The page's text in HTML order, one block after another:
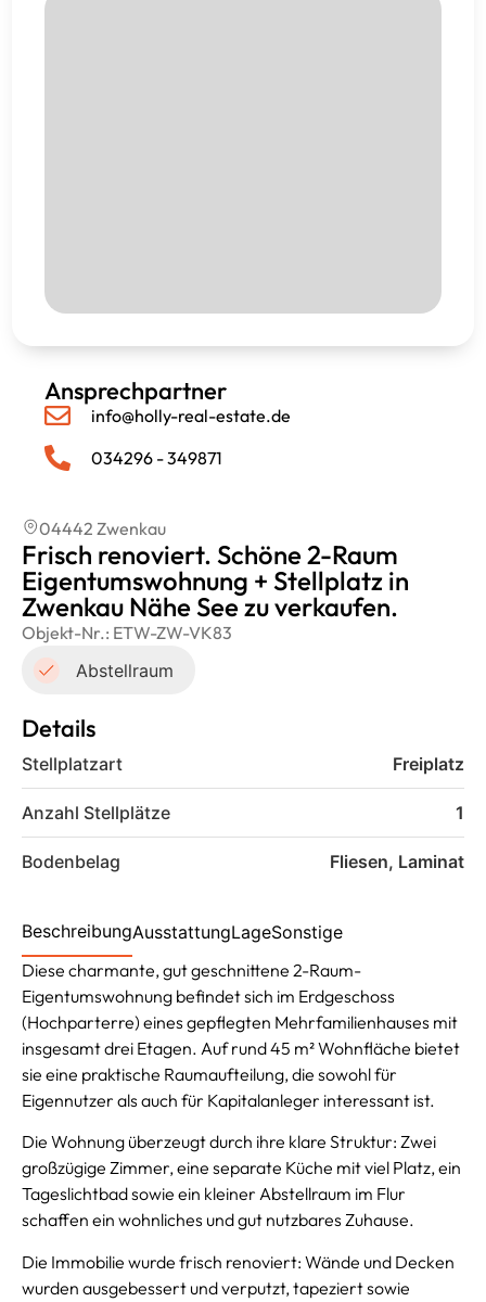
Ansprechpartner
info@holly-real-estate.de
034296 - 349871
04442 Zwenkau
Frisch renoviert. Schöne 2-Raum
Eigentumswohnung + Stellplatz in
Zwenkau Nähe See zu verkaufen.
Objekt-Nr.: ETW-ZW-VK83
Abstellraum
Details
Stellplatzart Freiplatz
Anzahl Stellplätze 1
Bodenbelag Fliesen, Laminat
BeschreibungAusstattungLageSonstige
Diese charmante, gut geschnittene 2-Raum-
Eigentumswohnung befindet sich im Erdgeschoss
(Hochparterre) eines gepflegten Mehrfamilienhauses mit
insgesamt drei Etagen. Auf rund 45 m² Wohnfläche bietet
sie eine praktische Raumaufteilung, die sowohl für
Eigennutzer als auch für Kapitalanleger interessant ist.
Die Wohnung überzeugt durch ihre klare Struktur: Zwei
großzügige Zimmer, eine separate Küche mit viel Platz, ein
Tageslichtbad sowie ein kleiner Abstellraum im Flur
schaffen ein wohnliches und gut nutzbares Zuhause.
Die Immobilie wurde frisch renoviert: Wände und Decken
wurden ausgebessert und verputzt, tapeziert sowie